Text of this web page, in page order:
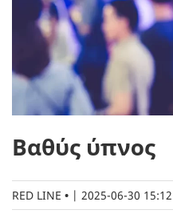
Βαθύς ύπνος
RED LINE | 2025-06-30